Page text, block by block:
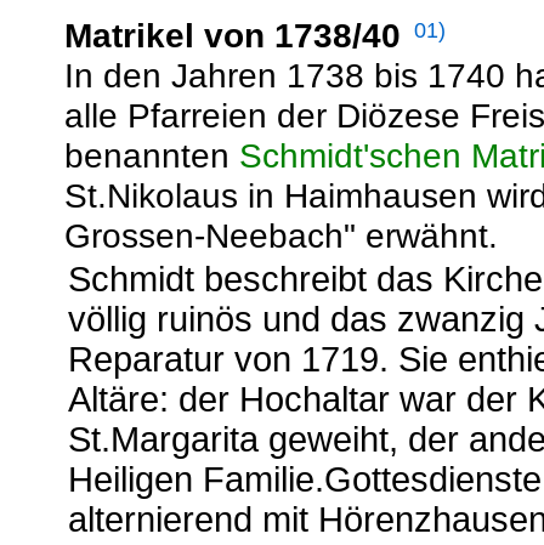
Matrikel von 1738/40 01)
In den Jahren 1738 bis 1740
alle Pfarreien der Diözese
benannten Schmidt'schen
St.Nikolaus in Haimhausen
Grossen-Neebach" erwähnt.
Schmidt beschreibt das
völlig ruinös und das zwanzig
Reparatur von 1719. Sie
Altäre: der Hochaltar war der
St.Margarita geweiht, der
Heiligen
alternierend mit